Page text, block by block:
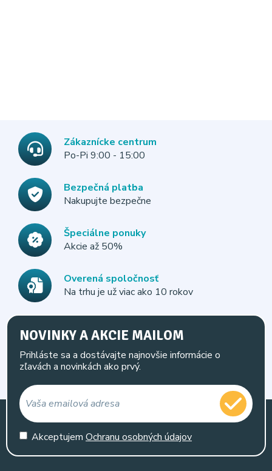
Zákaznícke centrum
Po-Pi 9:00 - 15:00
Bezpečná platba
Nakupujte bezpečne
Špeciálne ponuky
Akcie až 50%
Overená spoločnosť
Na trhu je už viac ako 10 rokov
NOVINKY A AKCIE MAILOM
Prihláste sa a dostávajte najnovšie informácie o
zľavách a novinkách ako prvý.
Akceptujem Ochranu osobných údajov